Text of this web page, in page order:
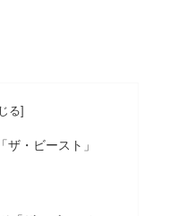
・ビースト」